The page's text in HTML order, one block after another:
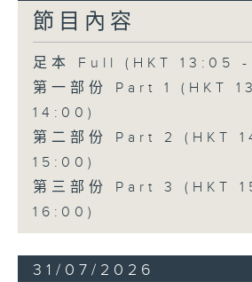
節目內容
足本 Full (HKT 13:05
第一部份 Part 1 (HKT
14:00)
第二部份 Part 2 (HKT
15:00)
第三部份 Part 3 (HKT
16:00)
31/07/2026